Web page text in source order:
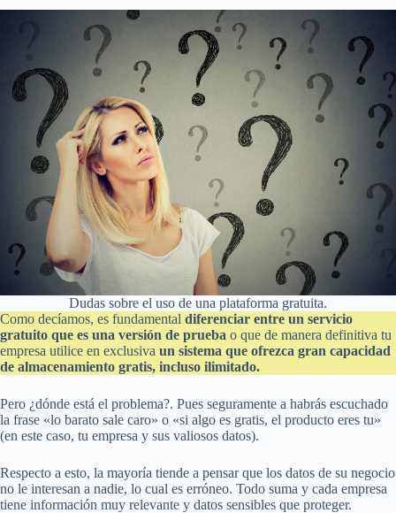
Dudas sobre el uso de una plataforma gratuita.
Como decíamos, es fundamental diferenciar entre un servicio
gratuito que es una versión de prueba o que de manera definitiva tu
empresa utilice en exclusiva un sistema que ofrezca gran capacidad
de almacenamiento gratis, incluso ilimitado.
Pero ¿dónde está el problema?. Pues seguramente a habrás escuchado
la frase «lo barato sale caro» o «si algo es gratis, el producto eres tu»
(en este caso, tu empresa y sus valiosos datos).
Respecto a esto, la mayoría tiende a pensar que los datos de su negocio
no le interesan a nadie, lo cual es erróneo. Todo suma y cada empresa
tiene información muy relevante y datos sensibles que proteger.